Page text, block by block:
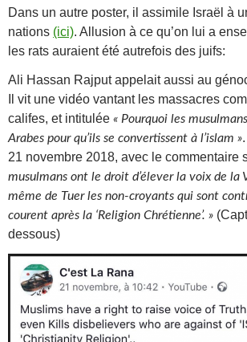
Dans un autre poster, il assimile Israël à
nations (ici). Allusion à ce qu’on lui a
les rats auraient été autrefois des juifs:
Ali Hassan Rajput appelait aussi au
Il vit une vidéo vantant les massacres
califes, et intitulée « Pourquoi les
Arabes pour qu’ils se convertissent à l’islam »
21 novembre 2018, avec le commentaire
musulmans ont le droit d’élever la voix de la
même de Tuer les non-croyants qui sont
courent après la ‘Religion Chrétienne’. »
dessous)